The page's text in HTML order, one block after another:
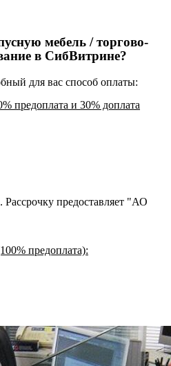
мебель / торгово-
в СибВитрине?
для вас способ оплаты:
предоплата и 30% доплата
Рассрочку предоставляет "АО
предоплата):